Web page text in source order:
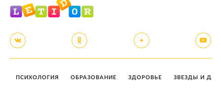
ПСИХОЛОГИЯ ОБРАЗОВАНИЕ ЗДОРОВЬЕ ЗВЕЗДЫ И